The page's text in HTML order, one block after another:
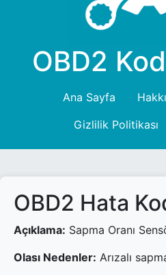
OBD2
Ana Sayfa
Gizlilik Politikası
OBD2 Hata
Açıklama: Sapma Oranı
Olası Nedenler: Arızalı